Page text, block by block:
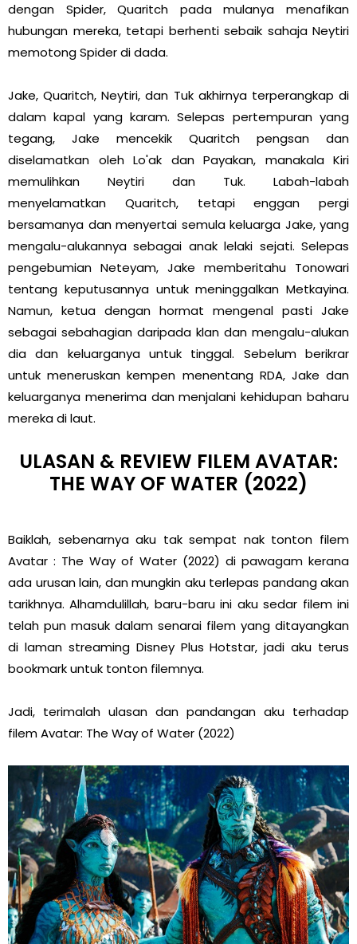
dengan Spider, Quaritch pada mulanya menafikan
hubungan mereka, tetapi berhenti sebaik sahaja Neytiri
memotong Spider di dada.
Jake, Quaritch, Neytiri, dan Tuk akhirnya terperangkap di
dalam kapal yang karam. Selepas pertempuran yang
tegang, Jake mencekik Quaritch pengsan dan
diselamatkan oleh Lo'ak dan Payakan, manakala Kiri
memulihkan Neytiri dan Tuk. Labah-labah
menyelamatkan Quaritch, tetapi enggan pergi
bersamanya dan menyertai semula keluarga Jake, yang
mengalu-alukannya sebagai anak lelaki sejati. Selepas
pengebumian Neteyam, Jake memberitahu Tonowari
tentang keputusannya untuk meninggalkan Metkayina.
Namun, ketua dengan hormat mengenal pasti Jake
sebagai sebahagian daripada klan dan mengalu-alukan
dia dan keluarganya untuk tinggal. Sebelum berikrar
untuk meneruskan kempen menentang RDA, Jake dan
keluarganya menerima dan menjalani kehidupan baharu
mereka di laut.
ULASAN & REVIEW FILEM AVATAR:
THE WAY OF WATER (2022)
Baiklah, sebenarnya aku tak sempat nak tonton filem
Avatar : The Way of Water (2022) di pawagam kerana
ada urusan lain, dan mungkin aku terlepas pandang akan
tarikhnya. Alhamdulillah, baru-baru ini aku sedar filem ini
telah pun masuk dalam senarai filem yang ditayangkan
di laman streaming Disney Plus Hotstar, jadi aku terus
bookmark untuk tonton filemnya.
Jadi, terimalah ulasan dan pandangan aku terhadap
filem Avatar: The Way of Water (2022)